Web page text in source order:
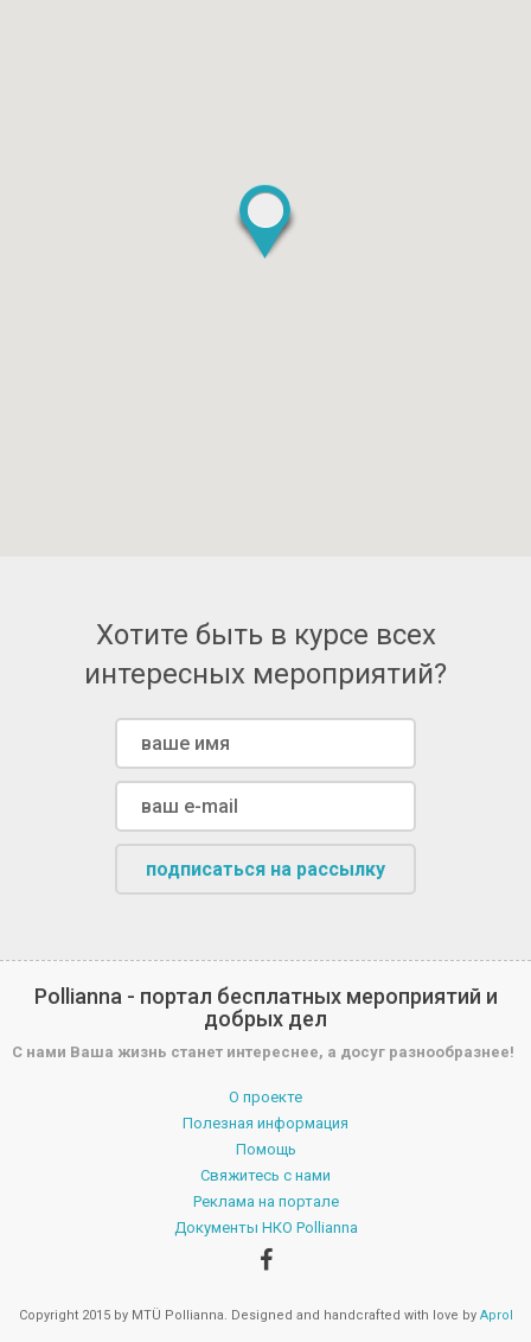
Хотите быть в курсе всех
интересных мероприятий?
подписаться на рассылку
Pollianna - портал бесплатных мероприятий и
добрых дел
С нами Ваша жизнь станет интереснее, а досуг разнообразнее!
О проекте
Полезная информация
Помощь
Свяжитесь с нами
Реклама на портале
Документы НКО Pollianna
Copyright 2015 by MTÜ Pollianna. Designed and handcrafted with love by Aprol